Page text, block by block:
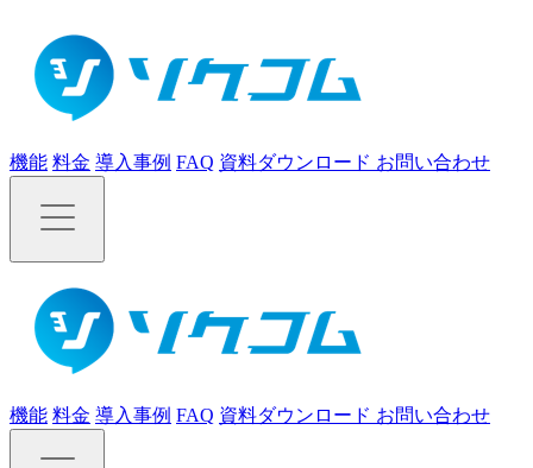
機能 料金 導入事例 FAQ 資料ダウンロード お問い合わせ
機能 料金 導入事例 FAQ 資料ダウンロード お問い合わせ